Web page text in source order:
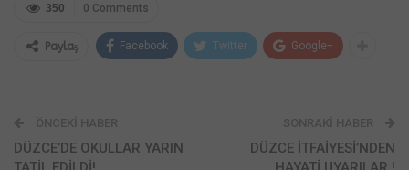
0 Comments
350
Paylaş Facebook Twitter Google+
ÖNCEKI HABER
DÜZCE’DE OKULLAR YARIN
SONRAKI HABER
DÜZCE İTFAİYESİ’NDEN